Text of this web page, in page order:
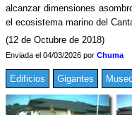
alcanzar dimensiones
el ecosistema marino del
(12 de Octubre de 2018)
Enviada el 04/03/2026 por Chuma
Edificios Gigantes